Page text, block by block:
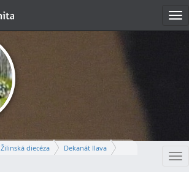
Žilinská diecéza
Dekanát Ilava